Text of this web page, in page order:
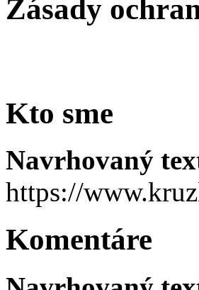
Zásady
Kto sme
Navrhovaný
https://
Komentáre